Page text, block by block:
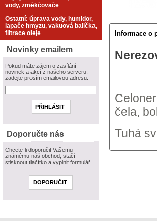
Informace o
čela,
Tuhá
vody, změkčovače
Ostatní: úprava vody, humidor,
lapače hmyzu, vakuová balička,
filtrace oleje
Novinky emailem
Pokud máte zájem o zasílání
novinek a akcí z našeho serveru,
zadejte prosím emailovou adresu.
Doporučte nás
Chcete-li doporučit Vašemu
známému náš obchod, stačí
stisknout tlačítko a vyplnit formulář.